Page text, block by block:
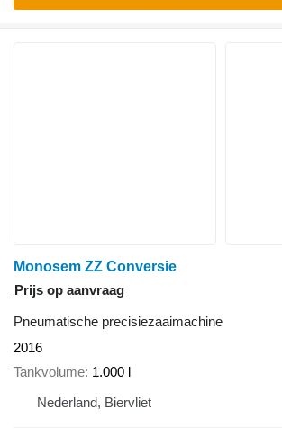
Monosem ZZ Conversie
Prijs op aanvraag
Pneumatische precisiezaaimachine
2016
Tankvolume 1.000 l
Nederland, Biervliet